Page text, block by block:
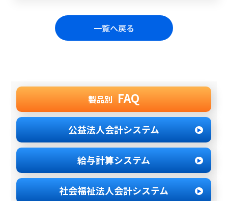
一覧へ戻る
製品別 FAQ
公益法人会計システム
給与計算システム
社会福祉法人会計システム